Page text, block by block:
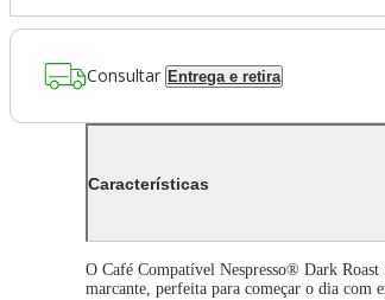
Consultar Entrega e retira
Características
O Café Compatível Nespresso® Dark Roast
marcante, perfeita para começar o dia com